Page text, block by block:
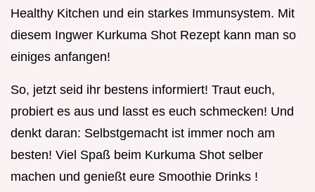
Healthy Kitchen und ein starkes Immunsystem. Mit
diesem Ingwer Kurkuma Shot Rezept kann man so
einiges anfangen!
So, jetzt seid ihr bestens informiert! Traut euch,
probiert es aus und lasst es euch schmecken! Und
denkt daran: Selbstgemacht ist immer noch am
besten! Viel Spaß beim Kurkuma Shot selber
machen und genießt eure Smoothie Drinks !